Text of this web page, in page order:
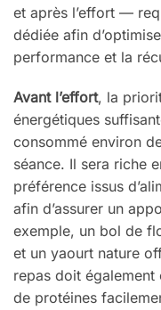
et après l’effort —
dédiée afin
performance et la
Avant l’effort, la
énergétiques
consommé environ
séance. Il sera riche
préférence issus
afin d’assurer un
exemple, un bol de
et un yaourt nature
repas doit
de protéines